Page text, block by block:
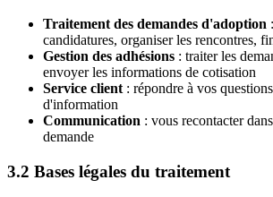
Traitement des demandes d'adoption
candidatures, organiser les rencontres,
Gestion des adhésions : traiter les
envoyer les informations de cotisation
Service client : répondre à vos
d'information
Communication : vous recontacter
demande
3.2 Bases légales du traitement